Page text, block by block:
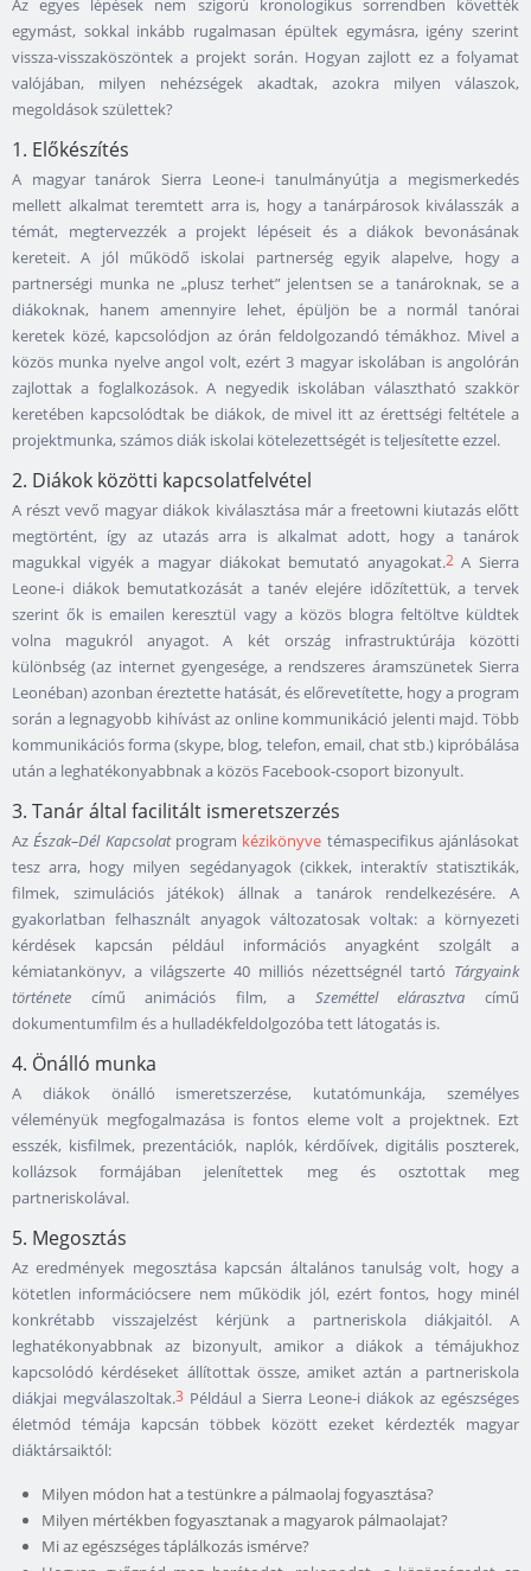
Az egyes lépések nem szigorú kronologikus sorrendben követték
egymást, sokkal inkább rugalmasan épültek egymásra, igény szerint
vissza-visszaköszöntek a projekt során. Hogyan zajlott ez a folyamat
valójában, milyen nehézségek akadtak, azokra milyen válaszok,
megoldások születtek?
1. Előkészítés
A magyar tanárok Sierra Leone-i tanulmányútja a megismerkedés
mellett alkalmat teremtett arra is, hogy a tanárpárosok kiválasszák a
témát, megtervezzék a projekt lépéseit és a diákok bevonásának
kereteit. A jól működő iskolai partnerség egyik alapelve, hogy a
partnerségi munka ne „plusz terhet” jelentsen se a tanároknak, se a
diákoknak, hanem amennyire lehet, épüljön be a normál tanórai
keretek közé, kapcsolódjon az órán feldolgozandó témákhoz. Mivel a
közös munka nyelve angol volt, ezért 3 magyar iskolában is angolórán
zajlottak a foglalkozások. A negyedik iskolában választható szakkör
keretében kapcsolódtak be diákok, de mivel itt az érettségi feltétele a
projektmunka, számos diák iskolai kötelezettségét is teljesítette ezzel.
2. Diákok közötti kapcsolatfelvétel
A részt vevő magyar diákok kiválasztása már a freetowni kiutazás előtt
megtörtént, így az utazás arra is alkalmat adott, hogy a tanárok
magukkal vigyék a magyar diákokat bemutató anyagokat.2A Sierra
Leone-i diákok bemutatkozását a tanév elejére időzítettük, a tervek
szerint ők is emailen keresztül vagy a közös blogra feltöltve küldtek
volna magukról anyagot. A két ország infrastruktúrája közötti
különbség (az internet gyengesége, a rendszeres áramszünetek Sierra
Leonéban) azonban éreztette hatását, és előrevetítette, hogy a program
során a legnagyobb kihívást az online kommunikáció jelenti majd. Több
kommunikációs forma (skype, blog, telefon, email, chat stb.) kipróbálása
után a leghatékonyabbnak a közös Facebook-csoport bizonyult.
3. Tanár által facilitált ismeretszerzés
AzÉszak–Dél Kapcsolatprogram kézikönyve témaspecifikus ajánlásokat
tesz arra, hogy milyen segédanyagok (cikkek, interaktív statisztikák,
filmek, szimulációs játékok) állnak a tanárok rendelkezésére. A
gyakorlatban felhasznált anyagok változatosak voltak: a környezeti
kérdések kapcsán például információs anyagként szolgált a
kémiatankönyv, a világszerte 40 milliós nézettségnél tartó Tárgyaink
története című animációs film, a Szeméttel elárasztva című
dokumentumfilm és a hulladékfeldolgozóba tett látogatás is.
4. Önálló munka
A diákok önálló ismeretszerzése, kutatómunkája, személyes
véleményük megfogalmazása is fontos eleme volt a projektnek. Ezt
esszék, kisfilmek, prezentációk, naplók, kérdőívek, digitális poszterek,
kollázsok formájában jelenítettek meg és osztottak meg
partneriskolával.
5. Megosztás
Az eredmények megosztása kapcsán általános tanulság volt, hogy a
kötetlen információcsere nem működik jól, ezért fontos, hogy minél
konkrétabb visszajelzést kérjünk a partneriskola diákjaitól. A
leghatékonyabbnak az bizonyult, amikor a diákok a témájukhoz
kapcsolódó kérdéseket állítottak össze, amiket aztán a partneriskola
diákjai megválaszoltak.3 Például a Sierra Leone-i diákok az egészséges
életmód témája kapcsán többek között ezeket kérdezték magyar
diáktársaiktól:
Milyen módon hat a testünkre a pálmaolaj fogyasztása?
Milyen mértékben fogyasztanak a magyarok pálmaolajat?
Mi az egészséges táplálkozás ismérve?